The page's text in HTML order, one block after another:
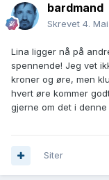
bardmand
Skrevet 4.
Lina ligger nå på
spennende! Jeg vet
kroner og øre, men
hvert øre kommer
gjerne om det i
Siter